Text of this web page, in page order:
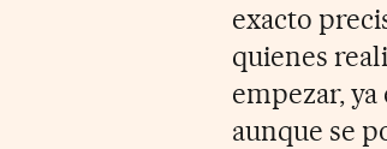
exacto
quienes
empezar,
aunque se